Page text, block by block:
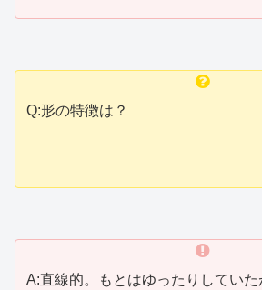
Q:形の特徴は？
A:直線的。もとはゆったりしてい